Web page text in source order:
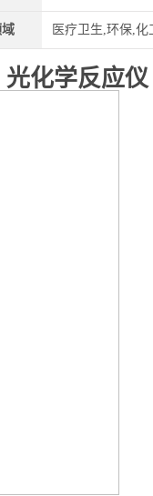
医疗卫生,环保,
化学反应仪